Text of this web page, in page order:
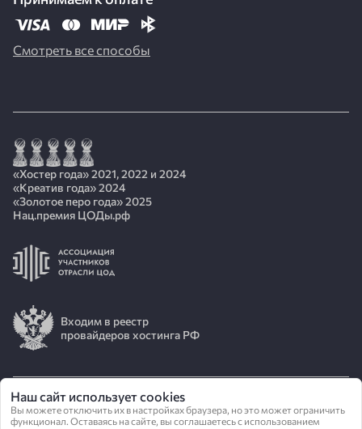
Смотреть все способы
«Хостер года» 2021, 2022 и 2024
«Креатив года» 2024
«Золотое перо года» 2025
Нац.премия ЦОДы.рф
Входим в реестр
провайдеров хостинга РФ
© 2026 АО «ИОТ»
Наш сайт использует cookies
Вы можете отключить их в настройках браузера, но это может ограничить
функционал. Оставаясь на сайте, вы соглашаетесь с использованием